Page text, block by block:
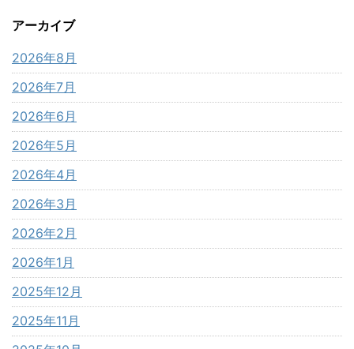
アーカイブ
2026年8月
2026年7月
2026年6月
2026年5月
2026年4月
2026年3月
2026年2月
2026年1月
2025年12月
2025年11月